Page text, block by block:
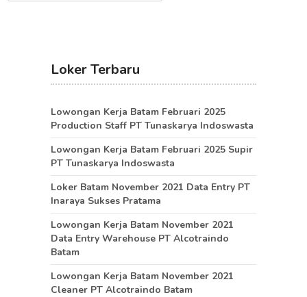
Loker Terbaru
Lowongan Kerja Batam Februari 2025
Production Staff PT Tunaskarya Indoswasta
Lowongan Kerja Batam Februari 2025 Supir
PT Tunaskarya Indoswasta
Loker Batam November 2021 Data Entry PT
Inaraya Sukses Pratama
Lowongan Kerja Batam November 2021
Data Entry Warehouse PT Alcotraindo
Batam
Lowongan Kerja Batam November 2021
Cleaner PT Alcotraindo Batam